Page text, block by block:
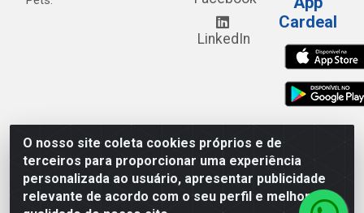
O nosso site coleta cookies próprios e de
terceiros para proporcionar uma experiência
personalizada ao usuário, apresentar publicidade
relevante de acordo com o seu perfil e melhorar a
LinkedIn
Cardeal
Cardeal Distribuidora - Estrada Alto do Moura, 582 - Alto
do Moura - Caruaru/PE - CEP 55.040-120 - CNPJ
05.253.499/0001-62